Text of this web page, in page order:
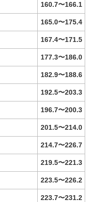
160.7〜166.1
165.0〜175.4
167.4〜171.5
177.3〜186.0
182.9〜188.6
192.5〜203.3
196.7〜200.3
201.5〜214.0
214.7〜226.7
219.5〜221.3
223.5〜226.2
223.7〜231.2